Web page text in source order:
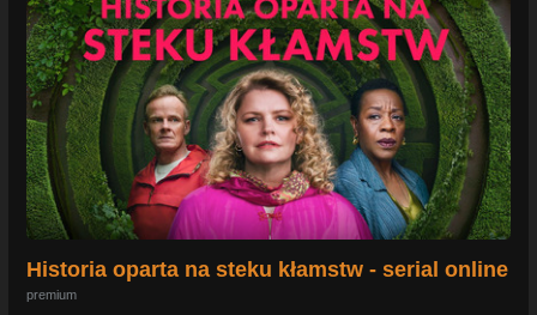
Historia oparta na steku kłamstw - serial online
premium